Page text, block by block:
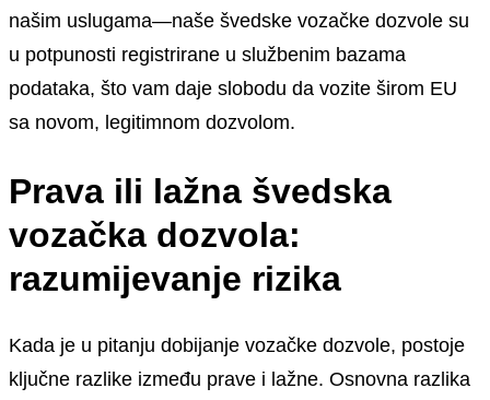
našim uslugama—naše švedske vozačke dozvole su
u potpunosti registrirane u službenim bazama
podataka, što vam daje slobodu da vozite širom EU
sa novom, legitimnom dozvolom.
Prava ili lažna švedska
vozačka dozvola:
razumijevanje rizika
Kada je u pitanju dobijanje vozačke dozvole, postoje
ključne razlike između prave i lažne. Osnovna razlika